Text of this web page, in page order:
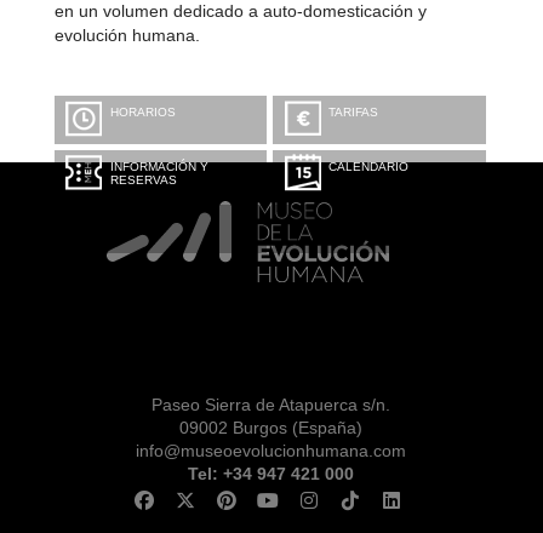
en un volumen dedicado a auto-domesticación y
evolución humana.
HORARIOS TARIFAS
INFORMACIÓN Y
RESERVAS
CALENDARIO
Paseo Sierra de Atapuerca s/n.
09002 Burgos (España)
info@museoevolucionhumana.com
Tel: +34 947 421 000